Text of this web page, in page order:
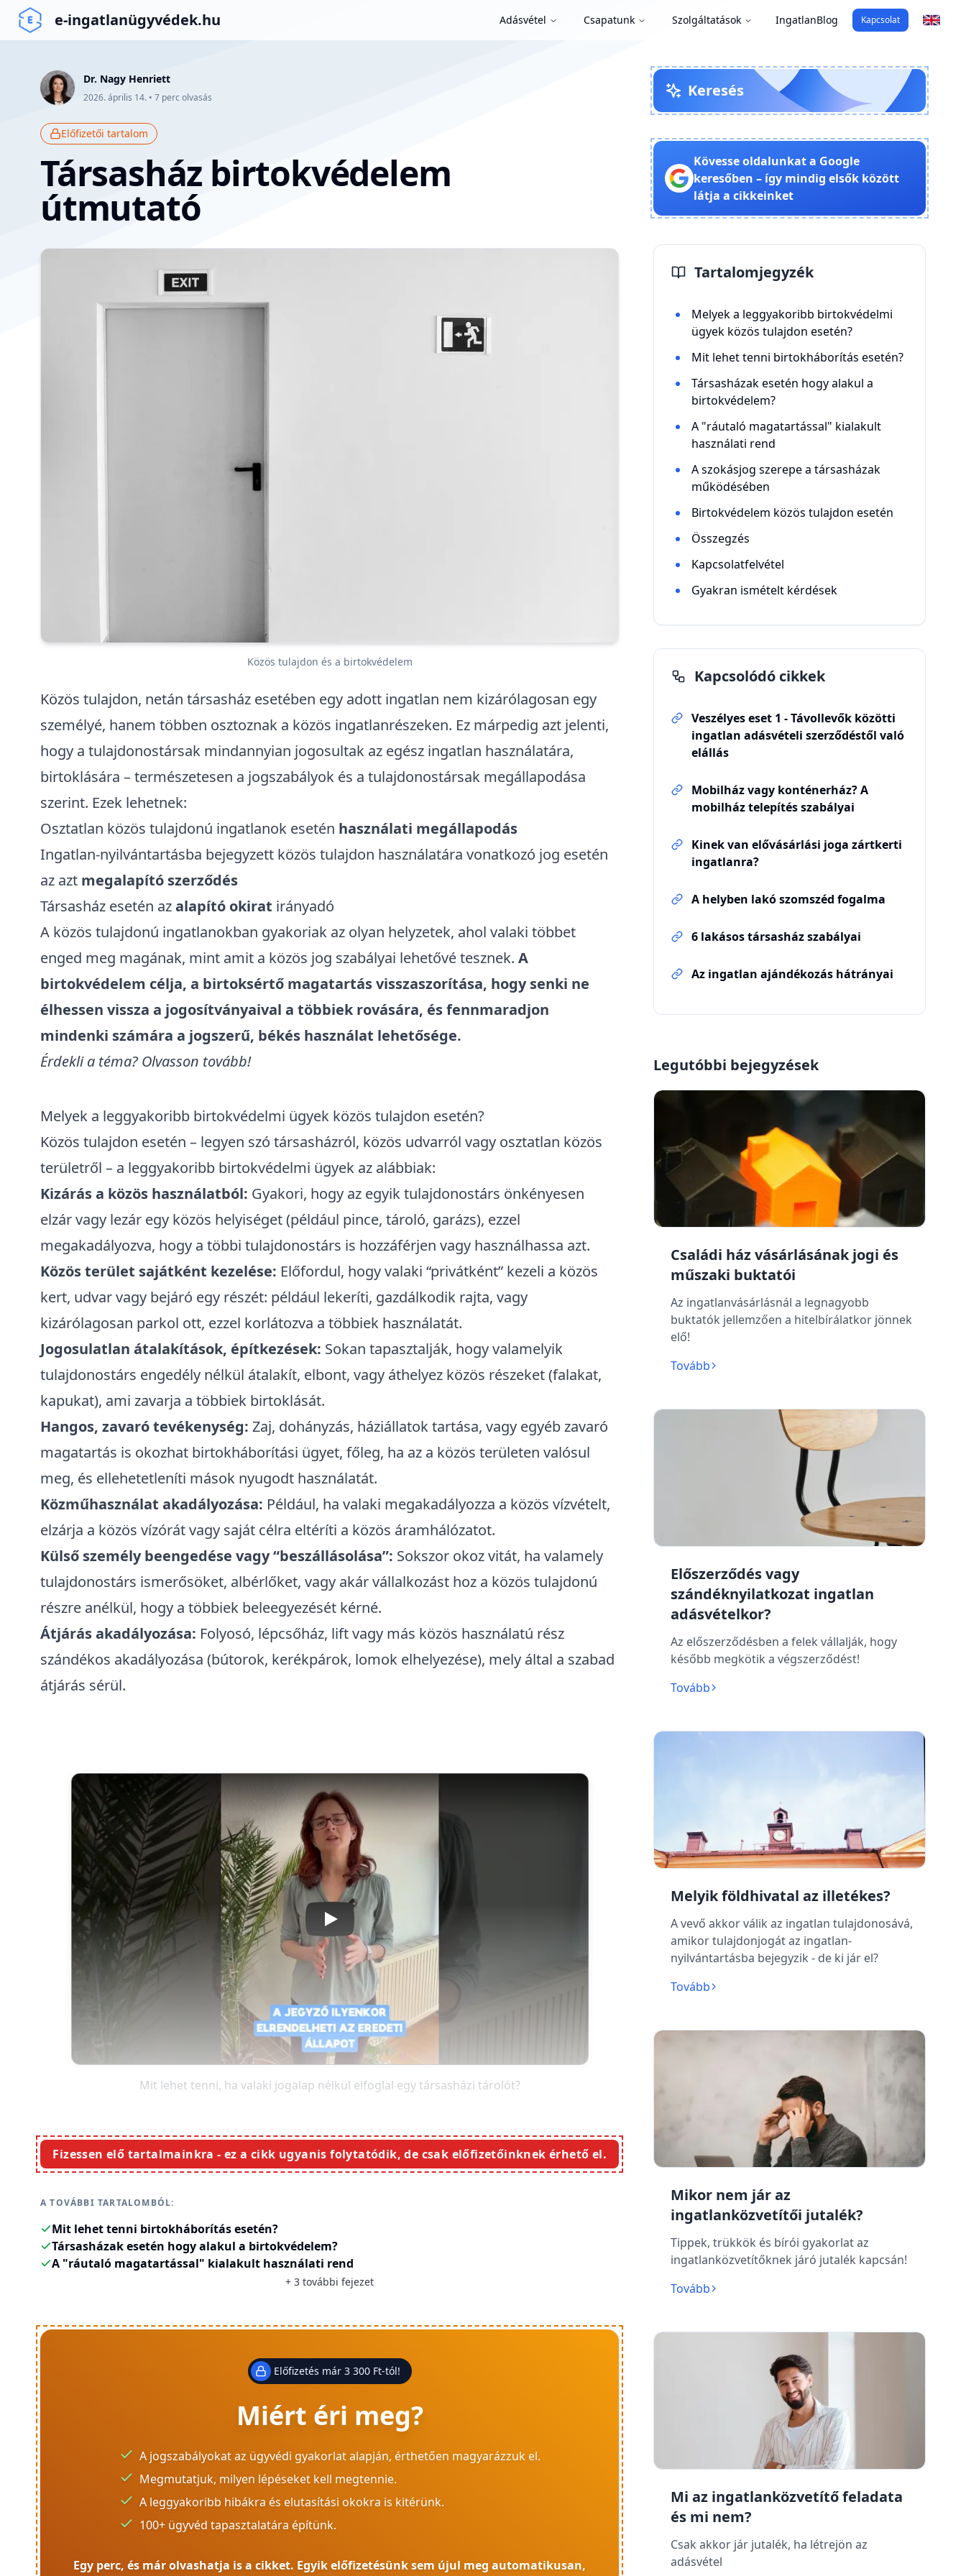
e-ingatlanügyvédek.hu Adásvétel Csapatunk Szolgáltatások IngatlanBlog Kapcsolat
Dr. Nagy Henriett
2026. április 14. • 7 perc olvasás
Előfizetői tartalom
Társasház birtokvédelem
útmutató
Közös tulajdon és a birtokvédelem
Közös tulajdon, netán társasház esetében egy adott ingatlan nem kizárólagosan egy
személyé, hanem többen osztoznak a közös ingatlanrészeken. Ez márpedig azt jelenti,
hogy a tulajdonostársak mindannyian jogosultak az egész ingatlan használatára,
birtoklására – természetesen a jogszabályok és a tulajdonostársak megállapodása
szerint. Ezek lehetnek:
Osztatlan közös tulajdonú ingatlanok esetén használati megállapodás
Ingatlan-nyilvántartásba bejegyzett közös tulajdon használatára vonatkozó jog esetén
az azt megalapító szerződés
Társasház esetén azalapító okirat irányadó
A közös tulajdonú ingatlanokban gyakoriak az olyan helyzetek, ahol valaki többet
enged meg magának, mint amit a közös jog szabályai lehetővé tesznek. A
birtokvédelem célja, a birtoksértő magatartás visszaszorítása, hogy senki ne
élhessen vissza a jogosítványaival a többiek rovására, és fennmaradjon
mindenki számára a jogszerű, békés használat lehetősége.
Érdekli a téma? Olvasson tovább!
Melyek a leggyakoribb birtokvédelmi ügyek közös tulajdon esetén?
Közös tulajdon esetén – legyen szó társasházról, közös udvarról vagy osztatlan közös
területről – a leggyakoribb birtokvédelmi ügyek az alábbiak:
Kizárás a közös használatból: Gyakori, hogy az egyik tulajdonostárs önkényesen
elzár vagy lezár egy közös helyiséget (például pince, tároló, garázs), ezzel
megakadályozva, hogy a többi tulajdonostárs is hozzáférjen vagy használhassa azt.
Közös terület sajátként kezelése: Előfordul, hogy valaki “privátként” kezeli a közös
kert, udvar vagy bejáró egy részét: például lekeríti, gazdálkodik rajta, vagy
kizárólagosan parkol ott, ezzel korlátozva a többiek használatát.
Jogosulatlan átalakítások, építkezések: Sokan tapasztalják, hogy valamelyik
tulajdonostárs engedély nélkül átalakít, elbont, vagy áthelyez közös részeket (falakat,
kapukat), ami zavarja a többiek birtoklását.
Hangos, zavaró tevékenység: Zaj, dohányzás, háziállatok tartása, vagy egyéb zavaró
magatartás is okozhat birtokháborítási ügyet, főleg, ha az a közös területen valósul
meg, és ellehetetleníti mások nyugodt használatát.
Közműhasználat akadályozása: Például, ha valaki megakadályozza a közös vízvételt,
elzárja a közös vízórát vagy saját célra eltéríti a közös áramhálózatot.
Külső személy beengedése vagy “beszállásolása”: Sokszor okoz vitát, ha valamely
tulajdonostárs ismerősöket, albérlőket, vagy akár vállalkozást hoz a közös tulajdonú
részre anélkül, hogy a többiek beleegyezését kérné.
Átjárás akadályozása: Folyosó, lépcsőház, lift vagy más közös használatú rész
szándékos akadályozása (bútorok, kerékpárok, lomok elhelyezése), mely által a szabad
átjárás sérül.
Lejátszás
Mit lehet tenni, ha valaki jogalap nélkül elfoglal egy társasházi tárolót?
Fizessen elő tartalmainkra - ez a cikk ugyanis folytatódik, de csak előfizetőinknek érhető el.
A TOVÁBBI TARTALOMBÓL:
Mit lehet tenni birtokháborítás esetén?
Társasházak esetén hogy alakul a birtokvédelem?
A "ráutaló magatartással" kialakult használati rend
+3 további fejezet
Előfizetés már 3 300 Ft-tól!
Miért éri meg?
A jogszabályokat az ügyvédi gyakorlat alapján, érthetően magyarázzuk el.
Megmutatjuk, milyen lépéseket kell megtennie.
A leggyakoribb hibákra és elutasítási okokra is kitérünk.
100+ ügyvéd tapasztalatára építünk.
Egy perc, és már olvashatja is a cikket. Egyik előfizetésünk sem újul meg automatikusan,
Keresés
Kövesse oldalunkat a Google
keresőben – így mindig elsők között
látja a cikkeinket
Tartalomjegyzék
Melyek a leggyakoribb birtokvédelmi
ügyek közös tulajdon esetén?
Mit lehet tenni birtokháborítás esetén?
Társasházak esetén hogy alakul a
birtokvédelem?
A "ráutaló magatartással" kialakult
használati rend
A szokásjog szerepe a társasházak
működésében
Birtokvédelem közös tulajdon esetén
Összegzés
Kapcsolatfelvétel
Gyakran ismételt kérdések
Kapcsolódó cikkek
Veszélyes eset 1 - Távollevők közötti
ingatlan adásvételi szerződéstől való
elállás
Mobilház vagy konténerház? A
mobilház telepítés szabályai
Kinek van elővásárlási joga zártkerti
ingatlanra?
A helyben lakó szomszéd fogalma
6 lakásos társasház szabályai
Az ingatlan ajándékozás hátrányai
Legutóbbi bejegyzések
Családi ház vásárlásának jogi és
műszaki buktatói
Az ingatlanvásárlásnál a legnagyobb
buktatók jellemzően a hitelbírálatkor jönnek
elő!
Tovább
Előszerződés vagy
szándéknyilatkozat ingatlan
adásvételkor?
Az előszerződésben a felek vállalják, hogy
később megkötik a végszerződést!
Tovább
Melyik földhivatal az illetékes?
A vevő akkor válik az ingatlan tulajdonosává,
amikor tulajdonjogát az ingatlan-
nyilvántartásba bejegyzik - de ki jár el?
Tovább
Mikor nem jár az
ingatlanközvetítői jutalék?
Tippek, trükkök és bírói gyakorlat az
ingatlanközvetítőknek járó jutalék kapcsán!
Tovább
Mi az ingatlanközvetítő feladata
és mi nem?
Csak akkor jár jutalék, ha létrejön az
adásvétel